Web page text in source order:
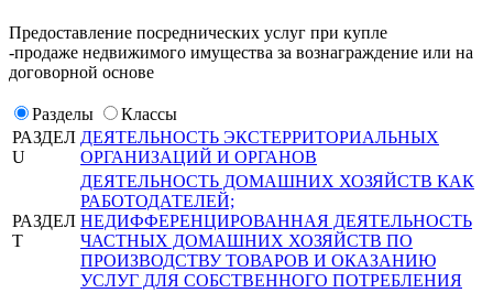
Предоставление посреднических услуг при купле
-продаже недвижимого имущества за вознаграждение или на
договорной основе
Разделы
Классы
РАЗДЕЛ
U
ДЕЯТЕЛЬНОСТЬ ЭКСТЕРРИТОРИАЛЬНЫХ
ОРГАНИЗАЦИЙ И ОРГАНОВ
РАЗДЕЛ
T
ДЕЯТЕЛЬНОСТЬ ДОМАШНИХ ХОЗЯЙСТВ КАК
РАБОТОДАТЕЛЕЙ;
НЕДИФФЕРЕНЦИРОВАННАЯ ДЕЯТЕЛЬНОСТЬ
ЧАСТНЫХ ДОМАШНИХ ХОЗЯЙСТВ ПО
ПРОИЗВОДСТВУ ТОВАРОВ И ОКАЗАНИЮ
УСЛУГ ДЛЯ СОБСТВЕННОГО ПОТРЕБЛЕНИЯ